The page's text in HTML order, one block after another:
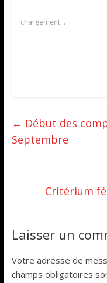
chargement…
← Début des
Septembre
Critérium
Laisser un
Votre adresse de
champs obligatoires